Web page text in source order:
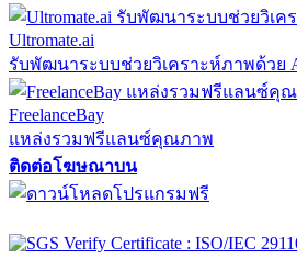
Ultromate.ai
รับพัฒนาระบบช่วยวิเคราะห์ภาพด้วย
FreelanceBay
แหล่งรวมฟรีแลนซ์คุณภาพ
ติดต่อโฆษณาบน